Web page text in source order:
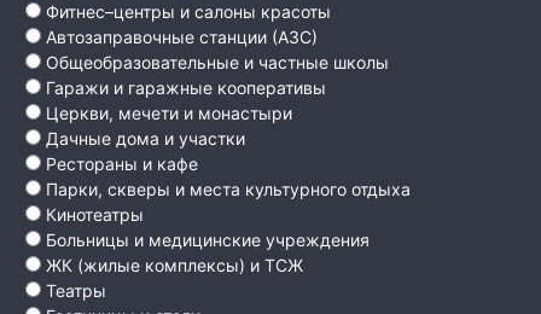
Фитнес–центры и салоны красоты
Автозаправочные станции (АЗС)
Общеобразовательные и частные школы
Гаражи и гаражные кооперативы
Церкви, мечети и монастыри
Дачные дома и участки
Рестораны и кафе
Парки, скверы и места культурного отдыха
Кинотеатры
Больницы и медицинские учреждения
ЖК (жилые комплексы) и ТСЖ
Театры